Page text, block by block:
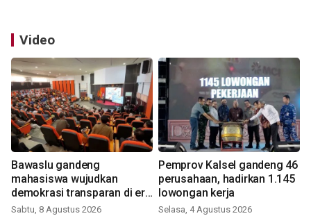
Video
Bawaslu gandeng
mahasiswa wujudkan
demokrasi transparan di era
digital
Sabtu, 8 Agustus 2026
Pemprov Kalsel gandeng 46
perusahaan, hadirkan 1.145
lowongan kerja
Selasa, 4 Agustus 2026